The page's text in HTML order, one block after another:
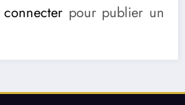
pour publier un